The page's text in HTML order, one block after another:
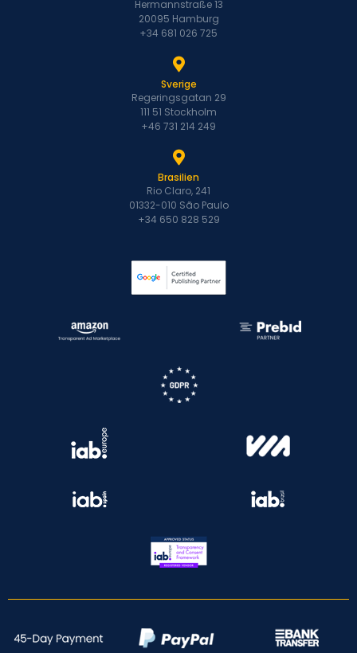
Hermannstraße 13
20095 Hamburg
+34 681 026 725
Sverige
Regeringsgatan 29
111 51 Stockholm
+46 731 214 249
Brasilien
Rio Claro, 241
01332-010 São Paulo
+34 650 828 529